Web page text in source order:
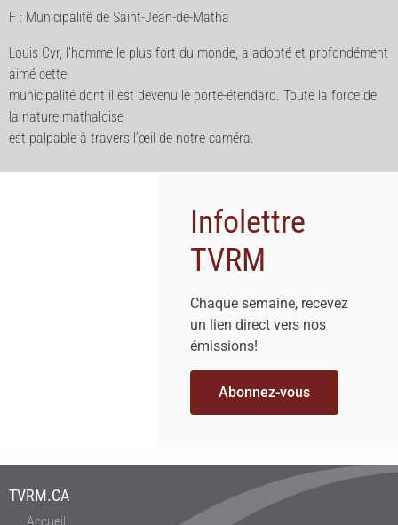
F : Municipalité de Saint-Jean-de-Matha
Louis Cyr, l’homme le plus fort du monde, a adopté et profondément
aimé cette
municipalité dont il est devenu le porte-étendard. Toute la force de
la nature mathaloise
est palpable à travers l’œil de notre caméra.
Infolettre
TVRM
Chaque semaine, recevez
un lien direct vers nos
émissions!
Abonnez-vous
TVRM.CA